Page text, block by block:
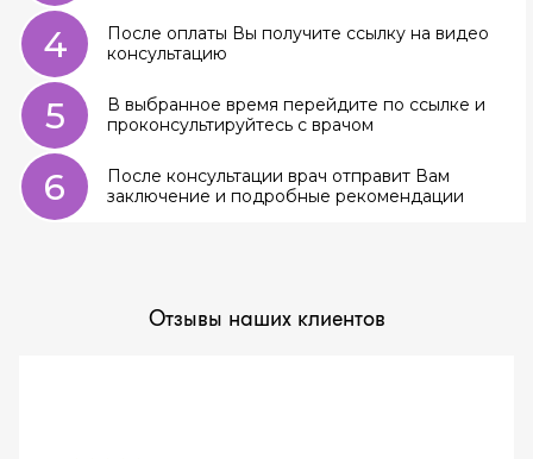
4
После оплаты Вы получите ссылку на видео
консультацию
5
В выбранное время перейдите по ссылке и
проконсультируйтесь с врачом
6
После консультации врач отправит Вам
заключение и подробные рекомендации
Отзывы наших клиентов